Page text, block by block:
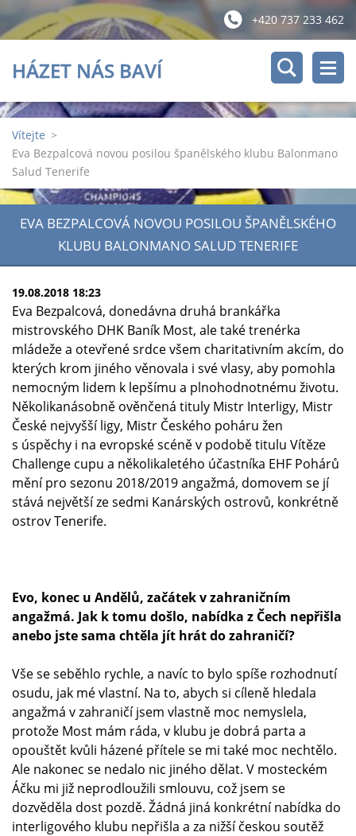
+420 737 233 462
HÁZET NÁS BAVÍ
Vítejte >
Eva Bezpalcová novou posilou španělského klubu Balonmano
Salud Tenerife
EVA BEZPALCOVÁ NOVOU POSILOU ŠPANĚLSKÉHO
KLUBU BALONMANO SALUD TENERIFE
19.08.2018 18:23
Eva Bezpalcová, donedávna druhá brankářka
mistrovského DHK Baník Most, ale také trenérka
mládeže a otevřené srdce všem charitativním akcím, do
kterých krom jiného věnovala i své vlasy, aby pomohla
nemocným lidem k lepšímu a plnohodnotnému životu.
Několikanásobně ověnčená tituly Mistr Interligy, Mistr
České nejvyšší ligy, Mistr Českého poháru žen
s úspěchy i na evropské scéně v podobě titulu Vítěze
Challenge cupu a několikaletého účastníka EHF Pohárů
mění pro sezonu 2018/2019 angažmá, domovem se jí
stává největší ze sedmi Kanárských ostrovů, konkrétně
ostrov Tenerife.
Evo, konec u Andělů, začátek v zahraničním
angažmá. Jak k tomu došlo, nabídka z Čech nepřišla
anebo jste sama chtěla jít hrát do zahraničí?
Vše se seběhlo rychle, a navíc to bylo spíše rozhodnutí
osudu, jak mé vlastní. Na to, abych si cíleně hledala
angažmá v zahraničí jsem vlastně moc nemyslela,
protože Most mám ráda, v klubu je dobrá parta a
opouštět kvůli házené přítele se mi také moc nechtělo.
Ale nakonec se nedalo nic jiného dělat. V mosteckém
Áčku mi již neprodloužili smlouvu, což jsem se
dozvěděla dost pozdě. Žádná jiná konkrétní nabídka do
interligového klubu nepřišla a za nižší českou soutěž